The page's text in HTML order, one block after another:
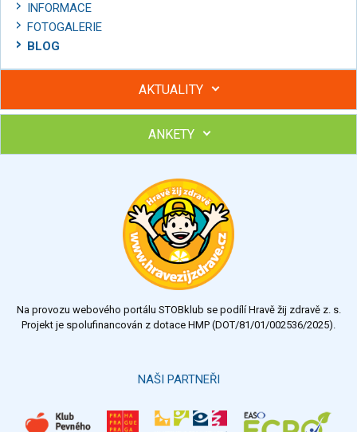
INFORMACE
FOTOGALERIE
BLOG
AKTUALITY
Hubněte s podporou lektorky a skupiny v kurzech STOBu
Chcete poradit s hubnutím? Najděte si odborníka STOBu ve
ANKETY
Výsledky Všechny ankety
Na provozu webového portálu STOBklub se podílí Hravě žij zdravě z. s.
Projekt je spolufinancován z dotace HMP (DOT/81/01/002536/2025).
NAŠI PARTNEŘI